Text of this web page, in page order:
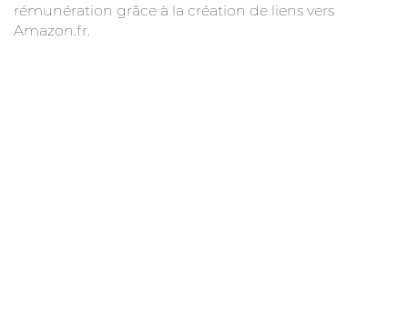
rémunération grâce à la création de liens vers
Amazon.fr.